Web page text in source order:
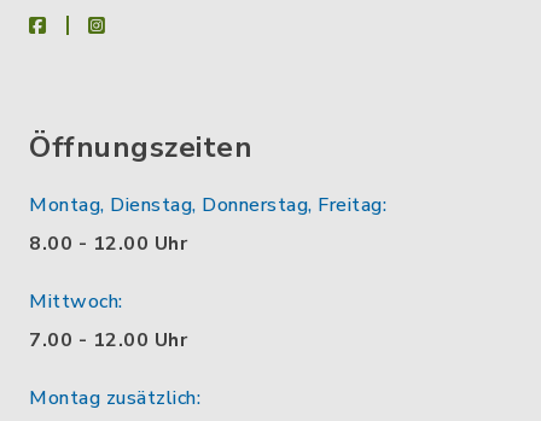
facebookinstagram
Öffnungszeiten
Montag, Dienstag, Donnerstag, Freitag:
8.00 - 12.00 Uhr
Mittwoch:
7.00 - 12.00 Uhr
Montag zusätzlich: